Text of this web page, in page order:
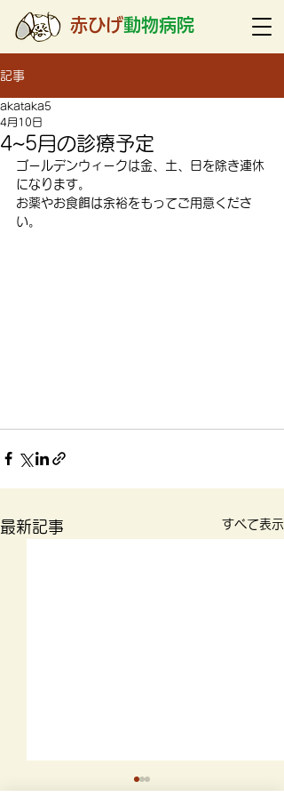
赤ひげ動物病院
記事
4~5月の診療予定
akataka5
4月10日
ゴールデンウィークは金、土、日を除き連休
になります。
お薬やお食餌は余裕をもってご用意くださ
い。
最新記事 すべて表示